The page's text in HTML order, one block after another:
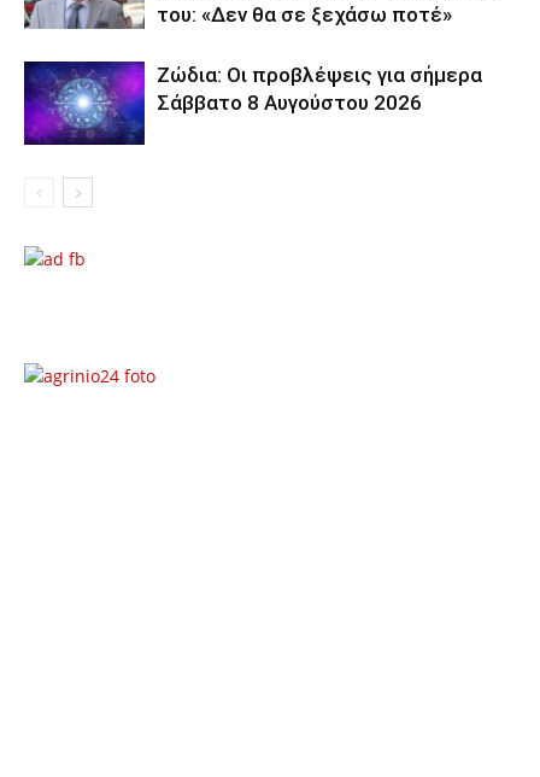
του: «Δεν θα σε ξεχάσω ποτέ»
Ζώδια: Οι προβλέψεις για σήμερα
Σάββατο 8 Αυγούστου 2026